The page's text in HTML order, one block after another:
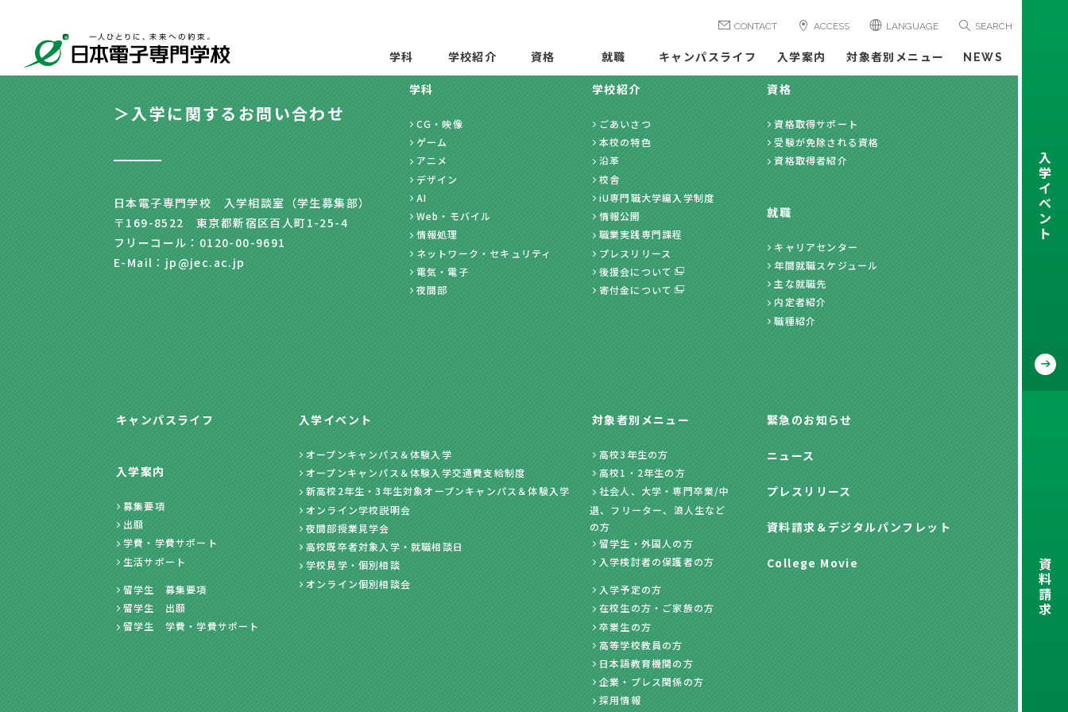
CONTACT ACCESS LANGUAGE SEARCH
学科 学校紹介 資格 就職 キャンパスライフ 入学案内 対象者別メニュー NEWS
＞入学に関するお問い合わせ
日本電子専門学校 入学相談室（学生募集部）
〒169-8522 東京都新宿区百人町1-25-4
フリーコール：0120-00-9691
E-Mail：jp@jec.ac.jp
学科
CG・映像
ゲーム
アニメ
デザイン
AI
Web・モバイル
情報処理
ネットワーク・セキュリティ
電気・電子
夜間部
学校紹介
ごあいさつ
本校の特色
沿革
校舎
iU専門職大学編入学制度
情報公開
職業実践専門課程
プレスリリース
後援会について
寄付金について
資格
資格取得サポート
受験が免除される資格
資格取得者紹介
就職
キャリアセンター
年間就職スケジュール
主な就職先
内定者紹介
職種紹介
キャンパスライフ
入学案内
募集要項
出願
学費・学費サポート
生活サポート
留学生 募集要項
留学生 出願
留学生 学費・学費サポート
入学イベント
オープンキャンパス＆体験入学
オープンキャンパス＆体験入学交通費支給制度
新高校2年生・3年生対象オープンキャンパス＆体験入学
オンライン学校説明会
夜間部授業見学会
高校既卒者対象入学・就職相談日
学校見学・個別相談
オンライン個別相談会
対象者別メニュー
高校3年生の方
高校1・2年生の方
社会人、大学・専門卒業/中
退、フリーター、浪人生など
の方
留学生・外国人の方
入学検討者の保護者の方
入学予定の方
在校生の方・ご家族の方
卒業生の方
高等学校教員の方
日本語教育機関の方
企業・プレス関係の方
採用情報
緊急のお知らせ
ニュース
プレスリリース
資料請求 ＆デジタルパンフレット
College Movie
入
学
イ
ベ
ン
ト
資
料
請
求